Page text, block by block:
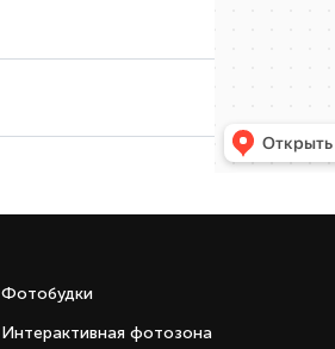
Фотобудки
Интерактивная фотозона